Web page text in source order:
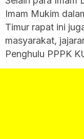
Imam Mukim
Timur rapat ini
masyarakat,
Penghulu PPPK